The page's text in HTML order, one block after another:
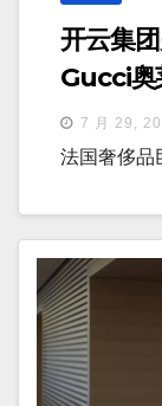
开云集
Gucci奥
7 月 29,
法国奢侈